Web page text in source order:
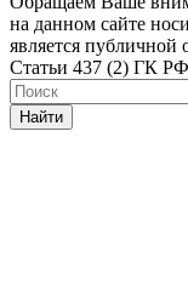
на данном сайте
является
Статьи 437 (2) ГК РФ
Найти